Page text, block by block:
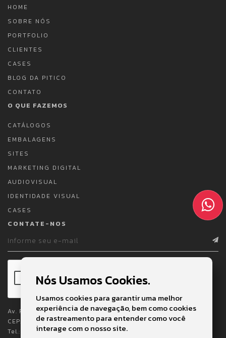
Nós Usamos Cookies.
Usamos cookies para garantir uma melhor
experiência de navegação, bem como cookies
de rastreamento para entender como você
interage com o nosso site.
HOME
SOBRE NÓS
PORTFOLIO
CLIENTES
CASES
BLOG DA PITICO
CONTATO
O QUE FAZEMOS
CATÁLOGOS
EMBALAGENS
SITES
MARKETING DIGITAL
AUDIOVISUAL
IDENTIDADE VISUAL
CASES
CONTATE-NOS
Av. Pedro Lessa, 2023 - 1º e 2º Andares
CEP: 11025-003 - Embaré - Santos - SP
Tel.:
(13) 3271-9226/(13) 3272-2362